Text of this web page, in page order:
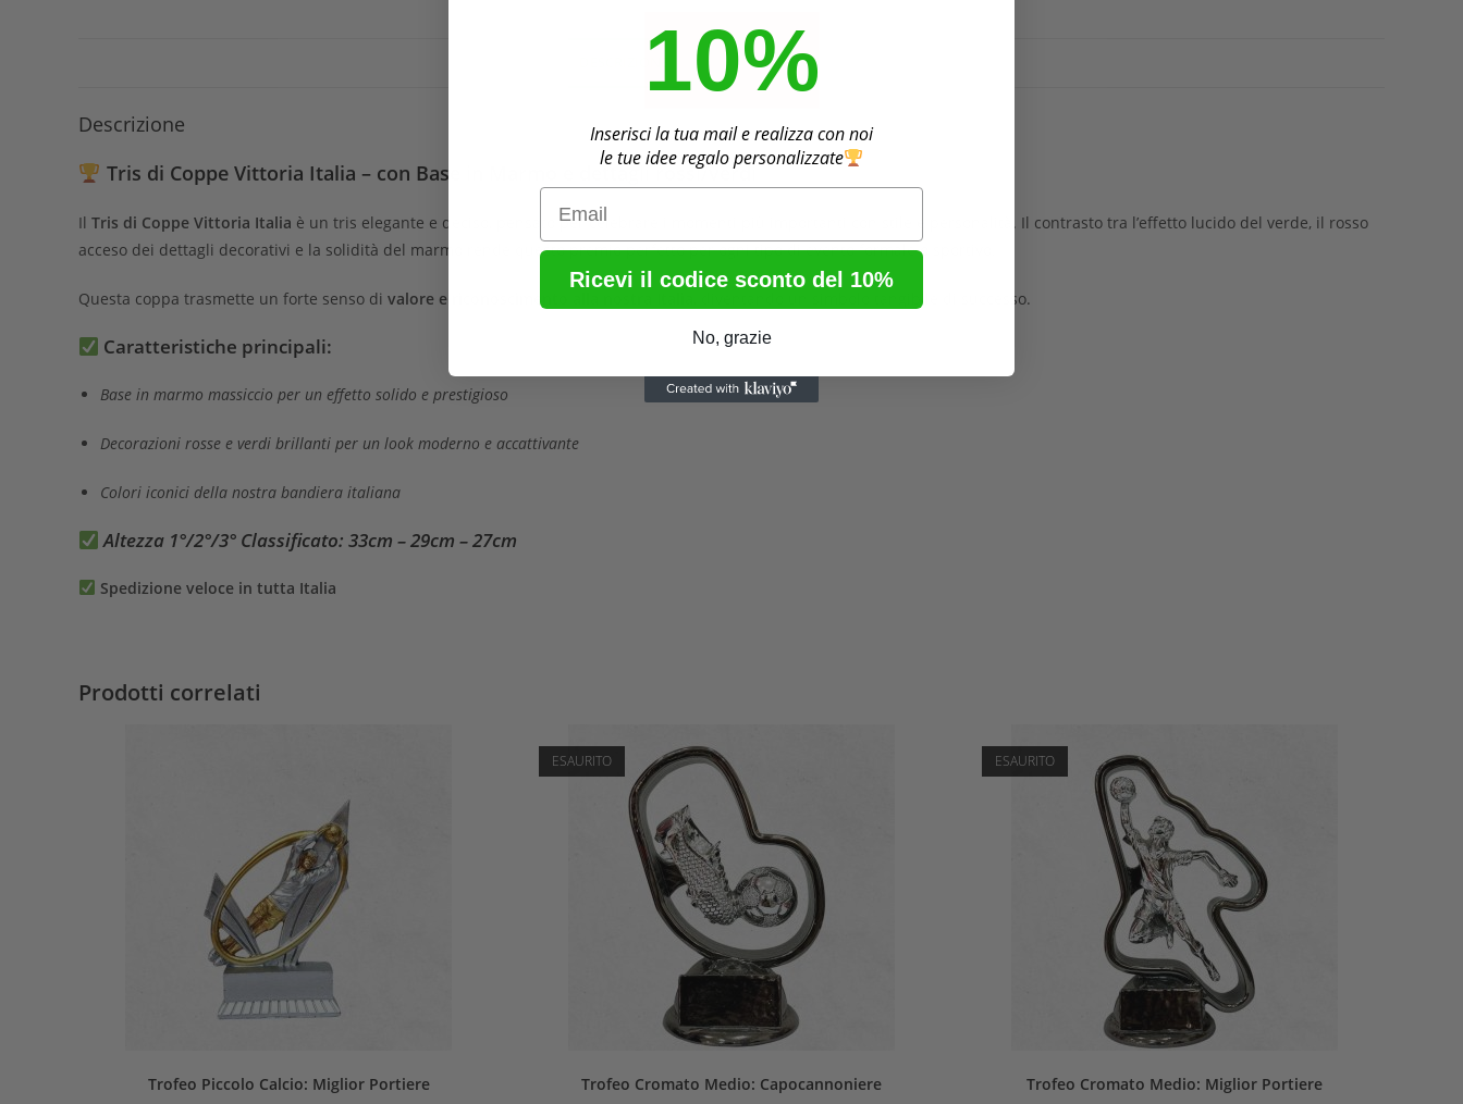
INFORMAZIONI AGGIUNTIVE
Descrizione
Tris di Coppe Vittoria Italia – con Base in Marmo e dettagli rossi/verdi
Il Tris di Coppe Vittoria Italia è un tris elegante e deciso, pensato per celebrare i momenti più importanti con stile e personalità. Il contrasto tra l’effetto lucido del verde, il rosso
acceso dei dettagli decorativi e la solidità del marmo rende questo premio perfetto per ogni tipo di evento formale o sportivo.
Questa coppa trasmette un forte senso di valore e riconoscimento alla nostra Italia , diventando un simbolo tangibile di successo.
Caratteristiche principali:
Base in marmo massiccio per un effetto solido e prestigioso
Decorazioni rosse e verdi brillanti per un look moderno e accattivante
Colori iconici della nostra bandiera italiana
Altezza 1°/2°/3° Classificato: 33cm – 29cm – 27cm
Spedizione veloce in tutta Italia
Prodotti correlati
Trofeo Piccolo Calcio: Miglior Portiere
ESAURITO
Trofeo Cromato Medio: Capocannoniere
ESAURITO
Trofeo Cromato Medio: Miglior Portiere
10%
Inserisci la tua mail e realizza con noi
le tue idee regalo personalizzate
Email
Ricevi il codice sconto del 10%
No, grazie